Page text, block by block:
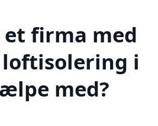
et firma med
i
med?